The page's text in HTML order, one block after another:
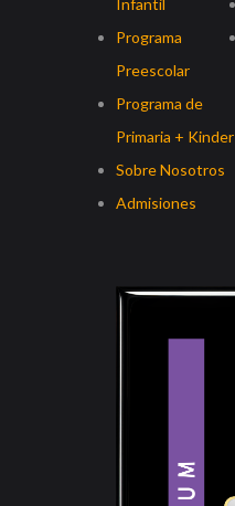
Infantil
Programa
Preescolar
Programa de
Primaria + Kinder
Sobre Nosotros
Admisiones